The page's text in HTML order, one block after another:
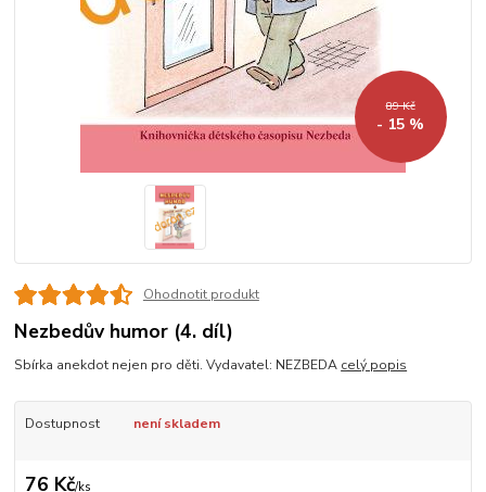
89 Kč
- 15 %
Ohodnotit produkt
Nezbedův humor (4. díl)
Sbírka anekdot nejen pro děti. Vydavatel: NEZBEDA celý popis
Dostupnost není skladem
76 Kč/ks